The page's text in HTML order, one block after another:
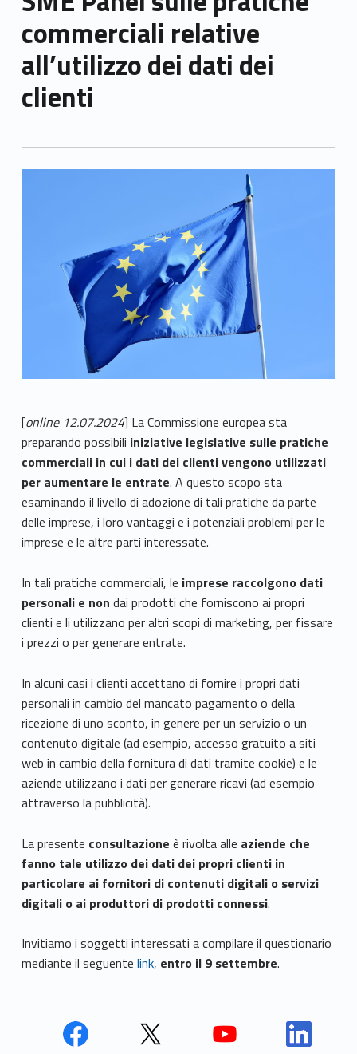
commerciali relative
all’utilizzo dei dati dei
clienti
[online 12.07.2024] La Commissione europea sta
preparando possibili iniziative legislative sulle pratiche
commerciali in cui i dati dei clienti vengono utilizzati
per aumentare le entrate. A questo scopo sta
esaminando il livello di adozione di tali pratiche da parte
delle imprese, i loro vantaggi e i potenziali problemi per le
imprese e le altre parti interessate.
In tali pratiche commerciali, le imprese raccolgono dati
personali e non dai prodotti che forniscono ai propri
clienti e li utilizzano per altri scopi di marketing, per fissare
i prezzi o per generare entrate.
In alcuni casi i clienti accettano di fornire i propri dati
personali in cambio del mancato pagamento o della
ricezione di uno sconto, in genere per un servizio o un
contenuto digitale (ad esempio, accesso gratuito a siti
web in cambio della fornitura di dati tramite cookie) e le
aziende utilizzano i dati per generare ricavi (ad esempio
attraverso la pubblicità).
La presente consultazione è rivolta alle aziende che
fanno tale utilizzo dei dati dei propri clienti in
particolare ai fornitori di contenuti digitali o servizi
digitali o ai produttori di prodotti connessi.
Invitiamo i soggetti interessati a compilare il questionario
mediante il seguente link, entro il 9 settembre.